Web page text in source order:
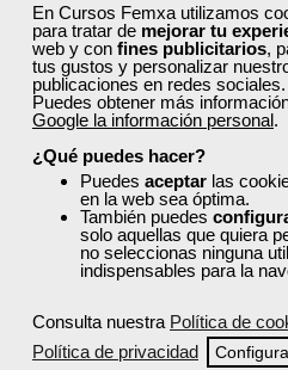
En Cursos Femxa utilizamos
para tratar de mejorar tu
web y con fines publicitarios,
tus gustos y personalizar
publicaciones en redes sociales.
Puedes obtener más
Google la información personal.
¿Qué puedes hacer?
Puedes aceptar las
en la web sea óptima.
También puedes
solo aquellas que quiera
no seleccionas ninguna
indispensables para la
Consulta nuestra Política de
Política de privacidad
18
ONLINE